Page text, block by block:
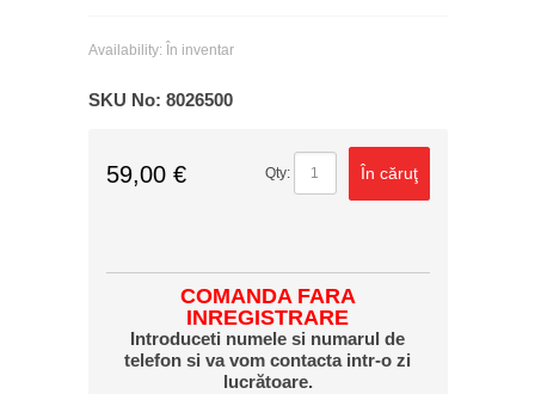
Availability: În inventar
SKU No: 8026500
59,00 € Qty: În căruţ
COMANDA FARA
INREGISTRARE
Introduceti numele si numarul de
telefon si va vom contacta intr-o zi
lucrătoare.